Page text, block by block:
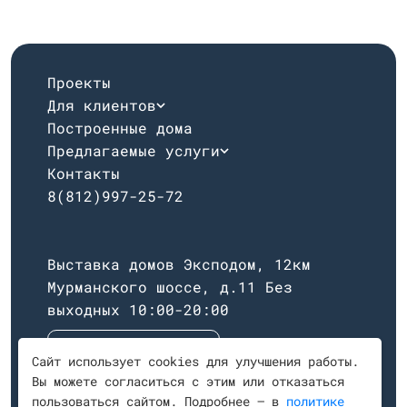
Проекты
Для клиентов
Построенные дома
Предлагаемые услуги
Контакты
8(812)997-25-72
Выставка домов Эксподом, 12км
Мурманского шоссе, д.11 Без
выходных 10:00-20:00
Построить маршрут
Сайт использует cookies для улучшения работы.
Вы можете согласиться с этим или отказаться
пользоваться сайтом. Подробнее — в политике